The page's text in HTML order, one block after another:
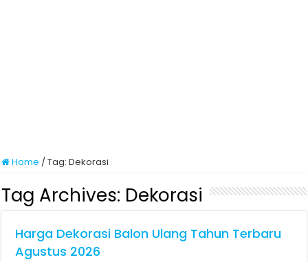
Home /Tag:Dekorasi
Tag Archives: Dekorasi
Harga Dekorasi Balon Ulang Tahun Terbaru
Agustus 2026